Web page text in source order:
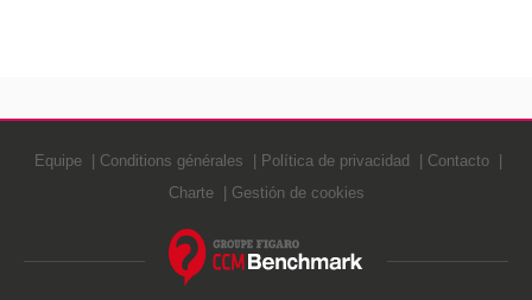
Equipe Conditions générales Política de privacidad
Contacto
Charte
Gestión de cookies